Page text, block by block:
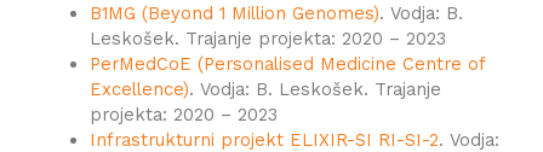
B1MG (Beyond 1 Million Genomes). Vodja: B.
Leskošek. Trajanje projekta: 2020 – 2023
PerMedCoE (Personalised Medicine Centre of
Excellence). Vodja: B. Leskošek. Trajanje
projekta: 2020 – 2023
Infrastrukturni projekt ELIXIR-SI RI-SI-2. Vodja: